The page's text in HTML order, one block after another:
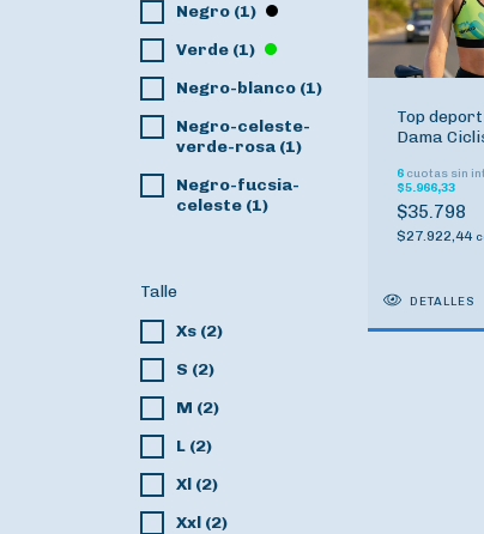
Negro (1)
Verde (1)
Negro-blanco (1)
Negro-celeste-
verde-rosa (1)
Negro-fucsia-
celeste (1)
Talle
Xs (2)
S (2)
M (2)
L (2)
Xl (2)
Xxl (2)
Top
Dama
6 cuotas sin
$5.966,33
$35.798
$27.922,44
DETALLES